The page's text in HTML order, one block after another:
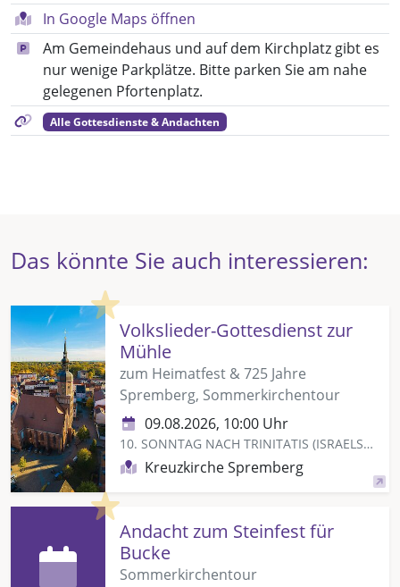
In Google Maps öffnen
Am Gemeindehaus und auf dem Kirchplatz gibt es
nur wenige Parkplätze. Bitte parken Sie am nahe
gelegenen Pfortenplatz.
Alle Gottesdienste & Andachten
Das könnte Sie auch interessieren:
Highlight
Volkslieder-Gottesdienst zur
Mühle
zum Heimatfest & 725 Jahre
Spremberg, Sommerkirchentour
09.08.2026, 10:00 Uhr
10. SONNTAG NACH TRINITATIS (ISRAELSONNTAG)
Kreuzkirche Spremberg
Highlight
Andacht zum Steinfest für
Bucke
Sommerkirchentour